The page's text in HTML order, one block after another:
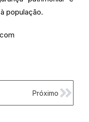
população.
Próximo